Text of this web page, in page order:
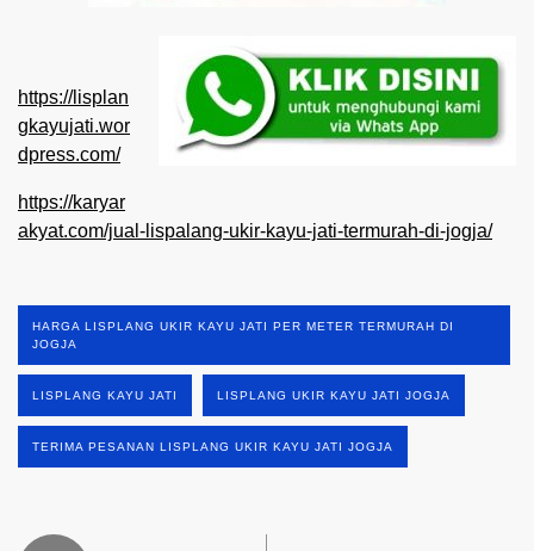
https://lisplan
gkayujati.wor
dpress.com/
https://karyar
akyat.com/jual-lispalang-ukir-kayu-jati-termurah-di-jogja/
HARGA LISPLANG UKIR KAYU JATI PER METER TERMURAH DI
JOGJA
LISPLANG KAYU JATI LISPLANG UKIR KAYU JATI JOGJA
TERIMA PESANAN LISPLANG UKIR KAYU JATI JOGJA